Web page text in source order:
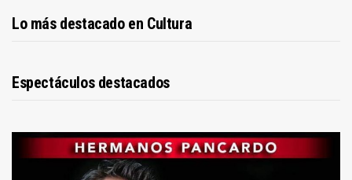
Lo más destacado en Cultura
Espectáculos destacados